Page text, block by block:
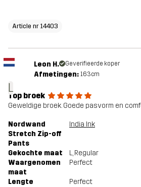
Article nr 14403
L
Leon H. Geverifieerde koper
Afmetingen: 163cm
Top broek
Geweldige broek. Goede pasvorm en
Nordwand
Stretch Zip-off
Pants
India Ink
Gekochte maat L, Regular
Waargenomen
maat
Perfect
Lengte Perfect